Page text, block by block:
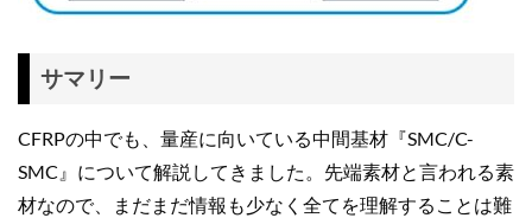
サマリー
CFRPの中でも、量産に向いている中間基材『SMC/C-
SMC』について解説してきました。先端素材と言われる素
材なので、まだまだ情報も少なく全てを理解することは難